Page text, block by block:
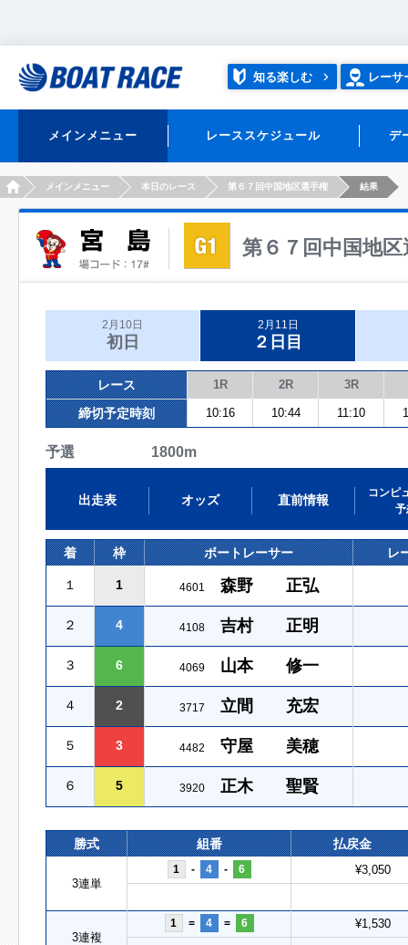
知る楽しむ レーサ
メインメニュー レーススケジュール デ
HOMEメインメニュー 本日のレース 第６７回中国地区選手権 結果
第６７回中国地区
2月10日
初日
2月11日
２日目
レース 1R 2R 3R
締切予定時刻 10:16 10:44 11:10
予選 1800m
出走表 オッズ 直前情報
コンピ
予
着 枠 ボートレーサー レ
１ 1 4601 森野 正弘
２ 4 4108 吉村 正明
３ 6 4069 山本 修一
４ 2 3717 立間 充宏
５ 3 4482 守屋 美穂
６ 5 3920 正木 聖賢
勝式 組番 払戻金
3連単
1 - 4 - 6 ¥3,050
3連複
1 = 4 = 6 ¥1,530